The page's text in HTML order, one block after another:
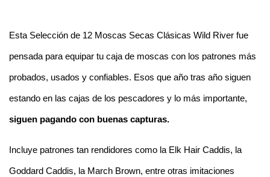
Esta Selección de 12 Moscas Secas Clásicas Wild River fue
pensada para equipar tu caja de moscas con los patrones más
probados, usados y confiables. Esos que año tras año siguen
siguen pagando con buenas capturas.
Incluye patrones tan rendidores como la Elk Hair Caddis, la
Goddard Caddis, la March Brown, entre otras imitaciones